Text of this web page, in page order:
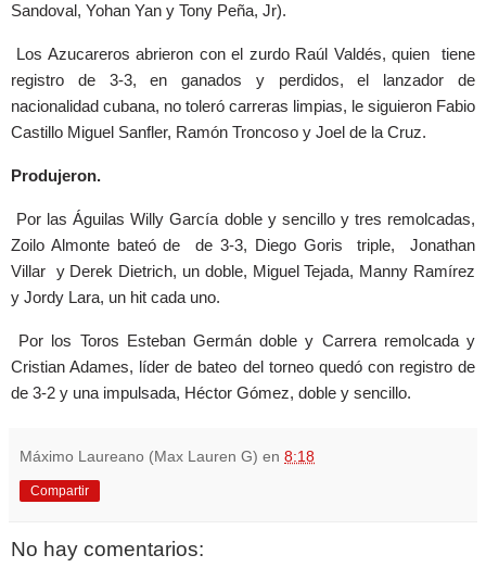
Sandoval, Yohan Yan y Tony Peña, Jr).
Los Azucareros abrieron con el zurdo Raúl Valdés, quien tiene
registro de 3-3, en ganados y perdidos, el lanzador de
nacionalidad cubana, no toleró carreras limpias, le siguieron Fabio
Castillo Miguel Sanfler, Ramón Troncoso y Joel de la Cruz.
Produjeron.
Por las Águilas Willy García doble y sencillo y tres remolcadas,
Zoilo Almonte bateó de de 3-3, Diego Goris triple, Jonathan
Villar y Derek Dietrich, un doble, Miguel Tejada, Manny Ramírez
y Jordy Lara, un hit cada uno.
Por los Toros Esteban Germán doble y Carrera remolcada y
Cristian Adames, líder de bateo del torneo quedó con registro de
de 3-2 y una impulsada, Héctor Gómez, doble y sencillo.
Máximo Laureano (Max Lauren G) en 8:18
Compartir
No hay comentarios: